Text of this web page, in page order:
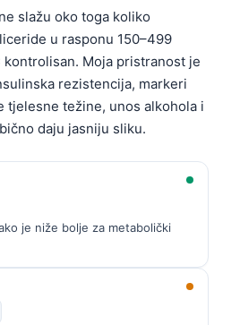
slažu oko toga koliko
u rasponu 150–499
kontrolisan. Moja pristranost je
rezistencija, markeri
tjelesne težine, unos alkohola i
daju jasniju sliku.
je niže bolje za metabolički